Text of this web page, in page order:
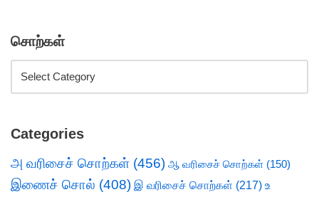
சொற்கள்
Categories
அ வரிசைச் சொற்கள் (456) ஆ வரிசைச் சொற்கள் (150)
இணைச் சொல் (408) இ வரிசைச் சொற்கள் (217) உ